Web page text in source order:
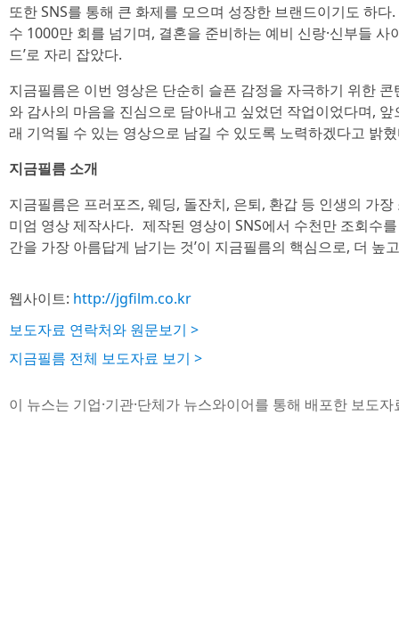
또한 SNS를 통해 큰 화제를 모으며 성장한 브랜드이기도 하
수 1000만 회를 넘기며, 결혼을 준비하는 예비 신랑·신부들 사
드’로 자리 잡았다.
지금필름은 이번 영상은 단순히 슬픈 감정을 자극하기 위한
와 감사의 마음을 진심으로 담아내고 싶었던 작업이었다며,
래 기억될 수 있는 영상으로 남길 수 있도록 노력하겠다고 밝
지금필름 소개
지금필름은 프러포즈, 웨딩, 돌잔치, 은퇴, 환갑 등 인생의 가
미엄 영상 제작사다. 제작된 영상이 SNS에서 수천만 조회수
간을 가장 아름답게 남기는 것’이 지금필름의 핵심으로, 더 높
웹사이트: http://jgfilm.co.kr
보도자료 연락처와 원문보기 >
지금필름 전체 보도자료 보기 >
이 뉴스는 기업·기관·단체가 뉴스와이어를 통해 배포한 보도